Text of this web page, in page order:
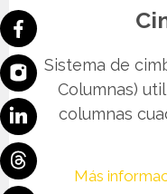
Sistema de
Columnas)
columnas
Más